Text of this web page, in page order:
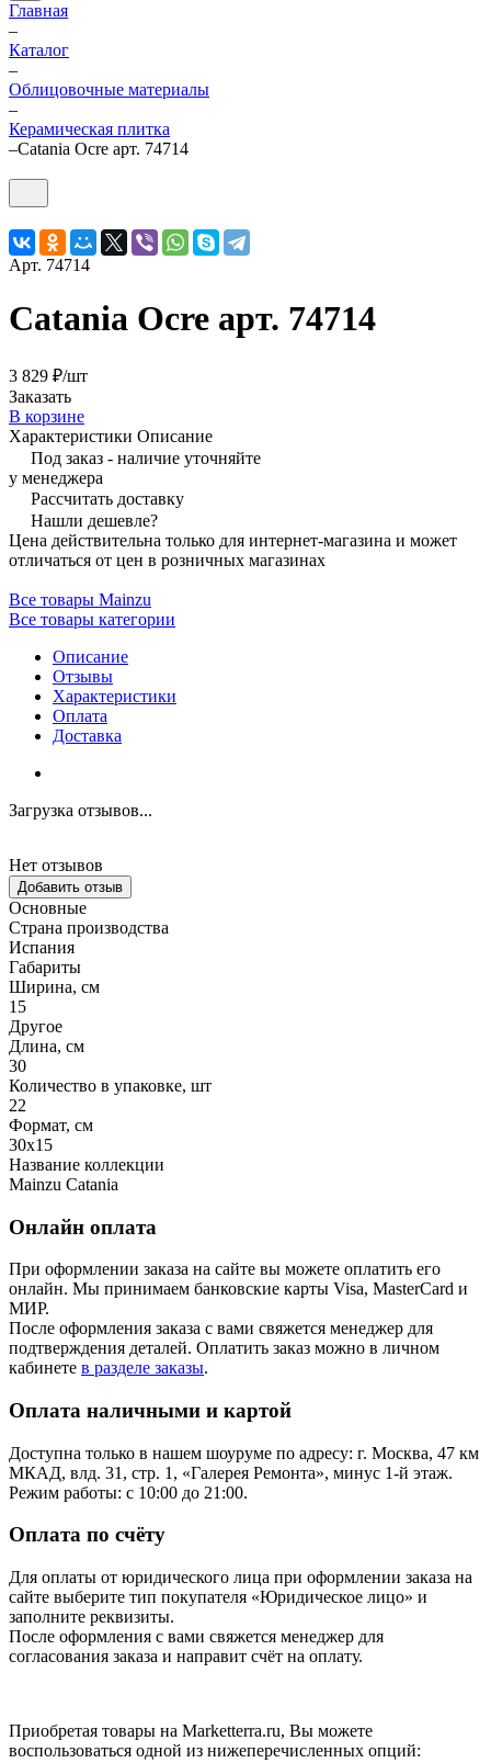
Главная
–
Каталог
–
Облицовочные материалы
–
Керамическая плитка
–Catania Ocre арт. 74714
Арт. 74714
Catania Ocre арт. 74714
3 829 ₽/шт
Заказать
В корзине
Характеристики Описание
Под заказ - наличие уточняйте
у менеджера
Рассчитать доставку
Нашли дешевле?
Цена действительна только для интернет-магазина и может
отличаться от цен в розничных магазинах
Все товары Mainzu
Все товары категории
Описание
Отзывы
Характеристики
Оплата
Доставка
Загрузка отзывов...
Нет отзывов
Добавить отзыв
Основные
Страна производства
Испания
Габариты
Ширина, см
15
Другое
Длина, см
30
Количество в упаковке, шт
22
Формат, см
30x15
Название коллекции
Mainzu Catania
Онлайн оплата
При оформлении заказа на сайте вы можете оплатить его
онлайн. Мы принимаем банковские карты Visa, MasterCard и
МИР.
После оформления заказа с вами свяжется менеджер для
подтверждения деталей. Оплатить заказ можно в личном
кабинете в разделе заказы.
Оплата наличными и картой
Доступна только в нашем шоуруме по адресу: г. Москва, 47 км
МКАД, влд. 31, стр. 1, «Галерея Ремонта», минус 1‑й этаж.
Режим работы: с 10:00 до 21:00.
Оплата по счёту
Для оплаты от юридического лица при оформлении заказа на
сайте выберите тип покупателя «Юридическое лицо» и
заполните реквизиты.
После оформления с вами свяжется менеджер для
согласования заказа и направит счёт на оплату.
Приобретая товары на Marketterra.ru, Вы можете
воспользоваться одной из нижеперечисленных опций: